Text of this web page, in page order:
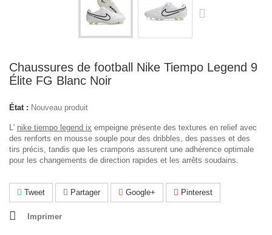
Chaussures de football Nike Tiempo Legend 9
Élite FG Blanc Noir
État : Nouveau produit
L' nike tiempo legend ix empeigne présente des textures en relief avec
des renforts en mousse souple pour des dribbles, des passes et des
tirs précis, tandis que les crampons assurent une adhérence optimale
pour les changements de direction rapides et les arrêts soudains.
Tweet Partager Google+ Pinterest
Imprimer